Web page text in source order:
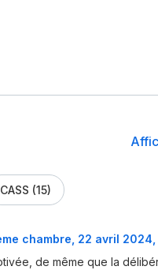
CASS (15)
chambre, 22 avril 2024,
de même que la